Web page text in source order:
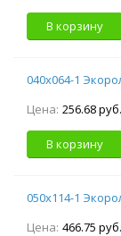
В корзину
040х064-1
Цена: 256.68 руб.
В корзину
050х114-1
Цена: 466.75 руб.